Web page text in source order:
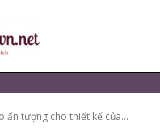
ấn tượng cho thiết kế của...